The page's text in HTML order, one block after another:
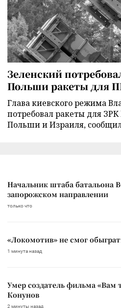
Зеленский
Польши ракеты для
Глава киевского режима
потребовал ракеты для
Польши и Израиля,
Начальник штаба батальона
запорожском направлении
только что
«Локомотив» не смог
1 минута назад
Умер создатель фильма «Вам
Конунов
2 минуты назад